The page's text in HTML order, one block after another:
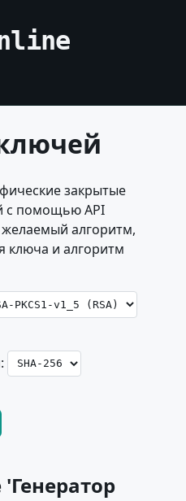
закрытые
с помощью API
алгоритм,
ключа и алгоритм